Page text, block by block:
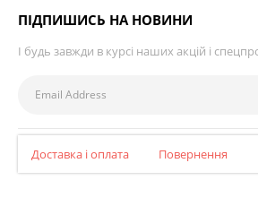
ПІДПИШИСЬ НА НОВИНИ
І будь завжди в курсі наших акцій і
Доставка і оплата Повернення